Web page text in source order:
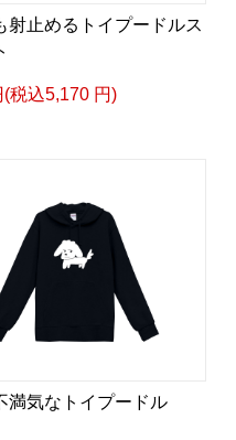
射止めるトイプードルス
税込5,170 円)
満気なトイプードル